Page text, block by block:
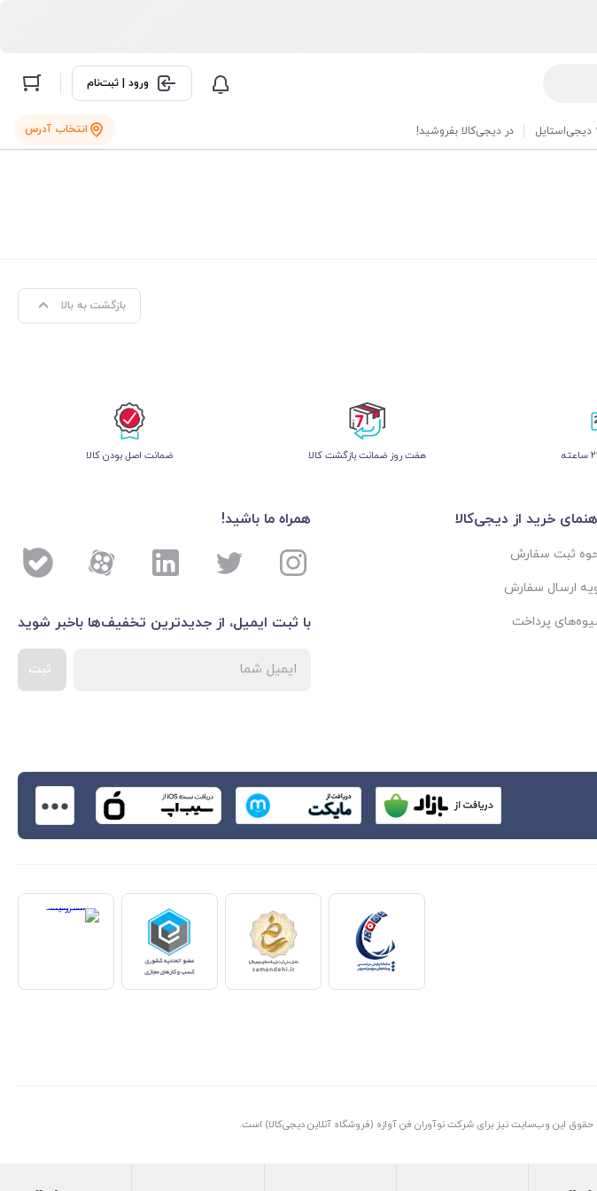
ورود | ثبت‌نام
دیجی‌استایل در دیجی‌کالا بفروشید! انتخاب آدرس
بازگشت به بالا
هفت روز ضمانت بازگشت کالا ﺿﻤﺎﻧﺖ اﺻﻞ ﺑﻮدن ﮐﺎﻟﺎ
خرید از دیجی‌کالا
ثبت سفارش
ارسال سفارش
پرداخت
همراه ما باشید!
با ثبت ایمیل، از جدید‌ترین تخفیف‌ها با‌خبر شوید
ثبت
اطلاعات بیشتر
اين وب‌سايت نیز برای شرکت نوآوران فن آوازه (فروشگاه آنلاین دیجی‌کالا) است.